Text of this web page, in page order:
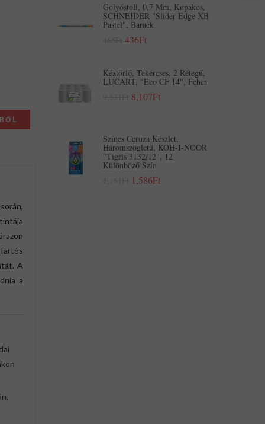
A
a
Golyóstoll, 0,7 Mm, Kupakos,
SCHNEIDER "Slider Edge XB
Pastel", Barack
436Ft
Kéztörlő, Tekercses, 2 Rétegű,
LUCART, "Eco CF 14", Fehér
8,107Ft
Színes Ceruza Készlet,
Háromszögletű, KOH-I-NOOR
"Tigris 3132/12", 12
Különböző Szín
1,586Ft